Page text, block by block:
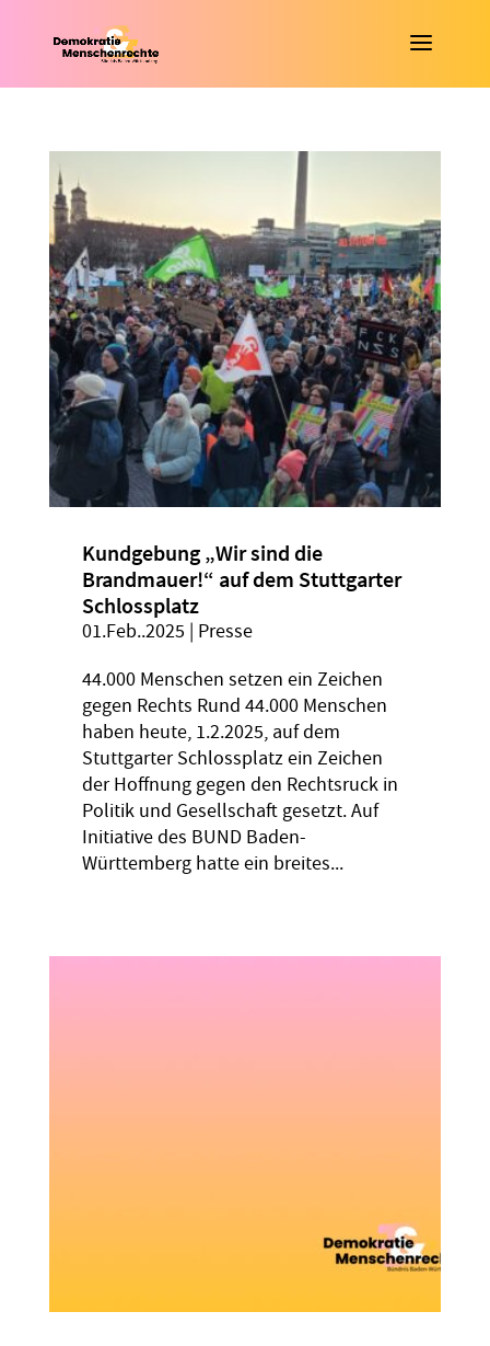
Kundgebung „Wir sind die
Brandmauer!“ auf dem Stuttgarter
Schlossplatz
01.Feb..2025 | Presse
44.000 Menschen setzen ein Zeichen
gegen Rechts Rund 44.000 Menschen
haben heute, 1.2.2025, auf dem
Stuttgarter Schlossplatz ein Zeichen
der Hoffnung gegen den Rechtsruck in
Politik und Gesellschaft gesetzt. Auf
Initiative des BUND Baden-
Württemberg hatte ein breites...